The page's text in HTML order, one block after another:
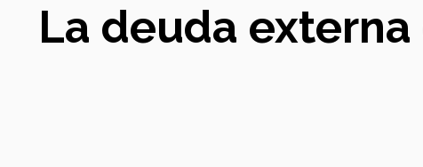
La deuda